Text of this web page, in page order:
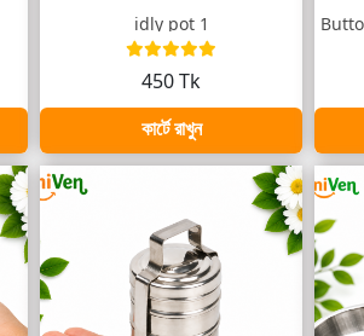
idly pot 1
450 Tk
কার্টে রাখুন